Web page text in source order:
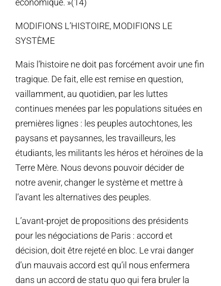
économique. »(14)
MODIFIONS L’HISTOIRE, MODIFIONS LE
SYSTÈME
Mais l’histoire ne doit pas forcément avoir une fin
tragique. De fait, elle est remise en question,
vaillamment, au quotidien, par les luttes
continues menées par les populations situées en
premières lignes : les peuples autochtones, les
paysans et paysannes, les travailleurs, les
étudiants, les militants les héros et héroïnes de la
Terre Mère. Nous devons pouvoir décider de
notre avenir, changer le système et mettre à
l’avant les alternatives des peuples.
L’avant-projet de propositions des présidents
pour les négociations de Paris : accord et
décision, doit être rejeté en bloc. Le vrai danger
d’un mauvais accord est qu’il nous enfermera
dans un accord de statu quo qui fera bruler la